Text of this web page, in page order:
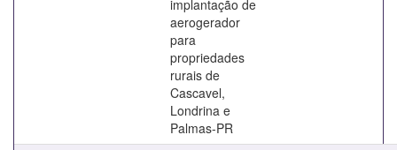
implantação de
aerogerador
para
propriedades
rurais de
Cascavel,
Londrina e
Palmas-PR